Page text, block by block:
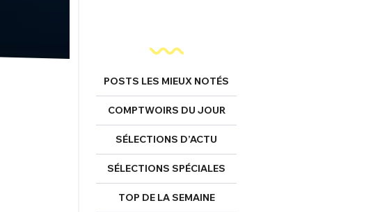
POSTS LES MIEUX NOTÉS
COMPTWOIRS DU JOUR
SÉLECTIONS D’ACTU
SÉLECTIONS SPÉCIALES
TOP DE LA SEMAINE
FERMER